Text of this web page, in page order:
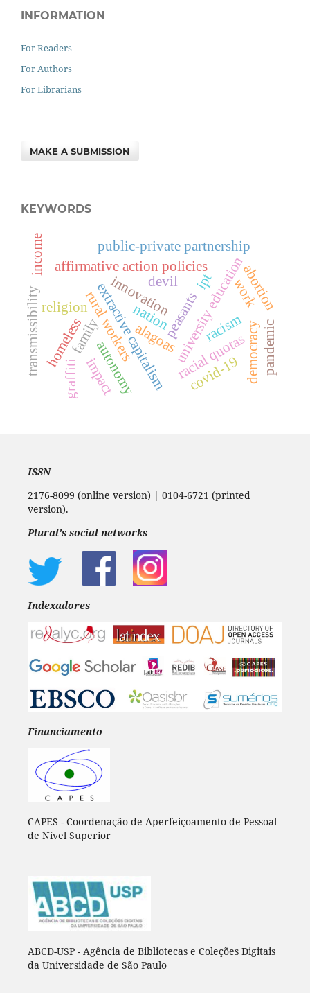
INFORMATION
For Readers
For Authors
For Librarians
MAKE A SUBMISSION
KEYWORDS
extractive capitalismpeasants
rural workers
devil
alagoasuniversity education
affirmative action policies
racial quotas
racism
innovation
public-private partnership
ipt abortion
democracy
religion
autonomy covid-19
transmissibility impact
family pandemic
homeless
income
work
nation
graffiti
ISSN
2176-8099 (online version) | 0104-6721 (printed
version).
Plural's social networks
Indexadores
Financiamento
CAPES - Coordenação de Aperfeiçoamento de Pessoal
de Nível Superior
ABCD-USP - Agência de Bibliotecas e Coleções Digitais
da Universidade de São Paulo